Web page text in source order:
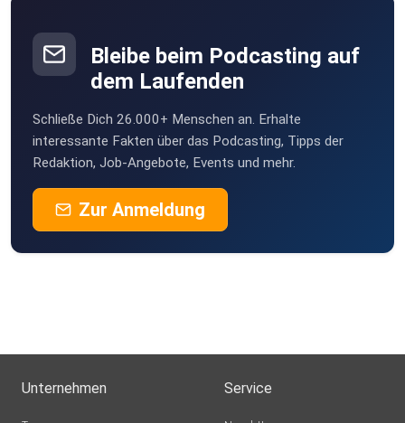
Bleibe beim Podcasting auf
dem Laufenden
Schließe Dich 26.000+ Menschen an. Erhalte
interessante Fakten über das Podcasting, Tipps der
Redaktion, Job-Angebote, Events und mehr.
Zur Anmeldung
Unternehmen Service